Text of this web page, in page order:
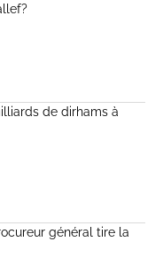
de dirhams à
général tire la